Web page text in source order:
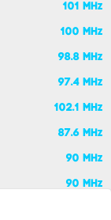
101 MHz
100 MHz
98.8 MHz
97.4 MHz
102.1 MHz
87.6 MHz
90 MHz
90 MHz